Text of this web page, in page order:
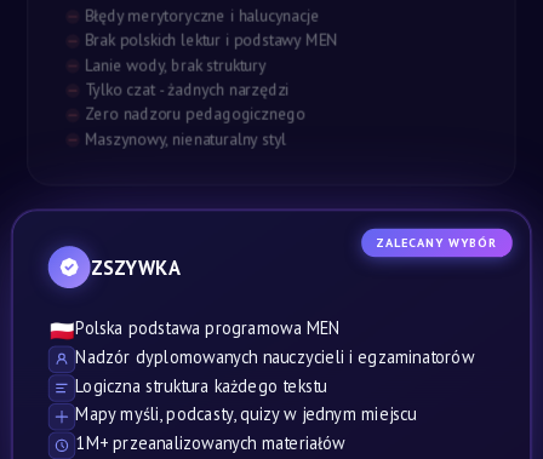
Błędy merytoryczne i halucynacje
Brak polskich lektur i podstawy MEN
Lanie wody, brak struktury
Tylko czat - żadnych narzędzi
Zero nadzoru pedagogicznego
Maszynowy, nienaturalny styl
ZALECANY WYBÓR
ZSZYWKA
🇵🇱Polska podstawa programowa MEN
Nadzór dyplomowanych nauczycieli i egzaminatorów
Logiczna struktura każdego tekstu
Mapy myśli, podcasty, quizy w jednym miejscu
1M+ przeanalizowanych materiałów